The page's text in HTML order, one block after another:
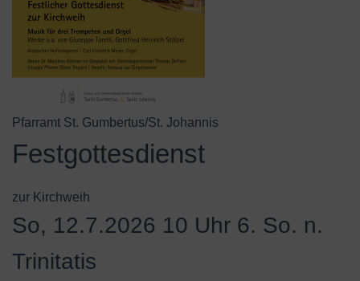
Pfarramt St. Gumbertus/St. Johannis
Festgottesdienst
zur Kirchweih
So, 12.7.2026 10 Uhr 6. So. n.
Trinitatis